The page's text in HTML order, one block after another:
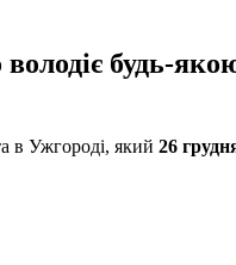
будь-
в Ужгороді, який 26